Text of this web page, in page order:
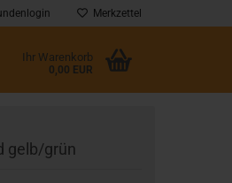
Merkzettel
Ihr Warenkorb
0,00 EUR
gelb/grün